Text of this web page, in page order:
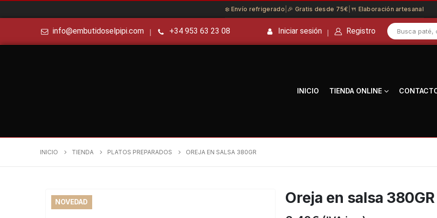
❄️ Envío refrigerado 🎉 Gratis desde 75€ 🍴 Elaboración artesanal
info@embutidoselpipi.com +34 953 63 23 08 Iniciar sesión Registro
INICIO TIENDA ONLINE
INICIO TIENDA PLATOS PREPARADOS OREJA EN SALSA 380GR
NOVEDAD Oreja en salsa 380GR